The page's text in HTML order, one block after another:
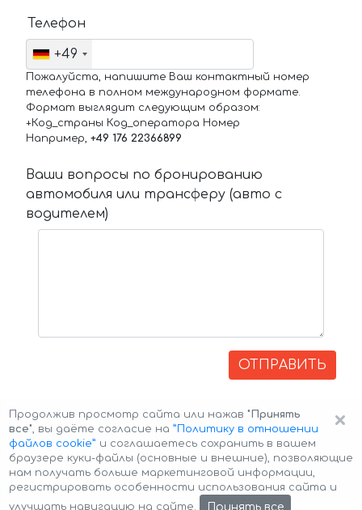
Телефон
+49
Пожалуйста, напишите Ваш контактный номер
телефона в полном международном формате.
Формат выглядит следующим образом:
+Код_страны Код_оператора Номер
Например, +49 176 22366899
Ваши вопросы по бронированию
автомобиля или трансферу (авто с
водителем)
ОТПРАВИТЬ
Авторские права © 2026 Авто-Аренда Cookie Policy
×
Продолжив просмотр сайта или нажав "Принять
все", вы даёте согласие на ”Политику в отношении
файлов cookie” и соглашаетесь сохранить в вашем
браузере куки-файлы (основные и внешние), позволяющие
нам получать больше маркетинговой информации,
регистрировать особенности использования сайта и
улучшать навигацию на сайте.
Принять все